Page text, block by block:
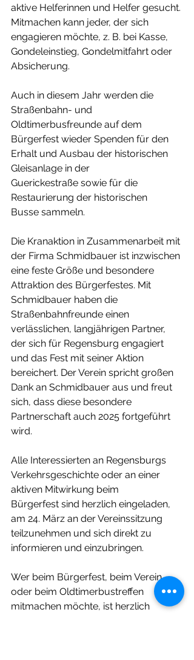
aktive Helferinnen und Helfer gesucht.
Mitmachen kann jeder, der sich
engagieren möchte, z. B. bei Kasse,
Gondeleinstieg, Gondelmitfahrt oder
Absicherung.
Auch in diesem Jahr werden die
Straßenbahn- und
Oldtimerbusfreunde auf dem
Bürgerfest wieder Spenden für den
Erhalt und Ausbau der historischen
Gleisanlage in der
Guerickestraße sowie für die
Restaurierung der historischen
Busse sammeln.
Die Kranaktion in Zusammenarbeit mit
der Firma Schmidbauer ist inzwischen
eine feste Größe und besondere
Attraktion des Bürgerfestes. Mit
Schmidbauer haben die
Straßenbahnfreunde einen
verlässlichen, langjährigen Partner,
der sich für Regensburg engagiert
und das Fest mit seiner Aktion
bereichert. Der Verein spricht großen
Dank an Schmidbauer aus und freut
sich, dass diese besondere
Partnerschaft auch 2025 fortgeführt
wird.
Alle Interessierten an Regensburgs
Verkehrsgeschichte oder an einer
aktiven Mitwirkung beim
Bürgerfest sind herzlich eingeladen,
am 24. März an der Vereinssitzung
teilzunehmen und sich direkt zu
informieren und einzubringen.
Wer beim Bürgerfest, beim Verein
oder beim Oldtimerbustreffen
mitmachen möchte, ist herzlich